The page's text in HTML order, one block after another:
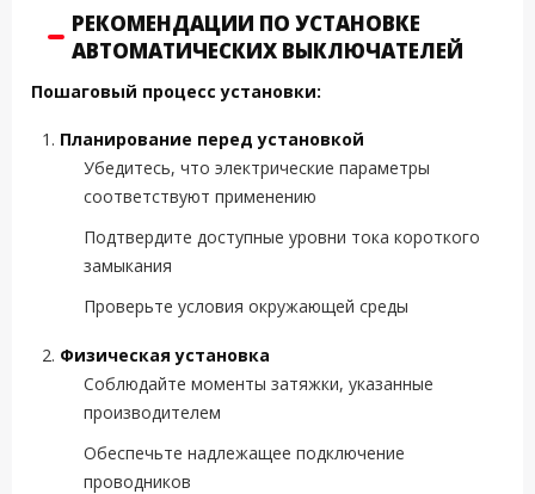
РЕКОМЕНДАЦИИ ПО УСТАНОВКЕ
АВТОМАТИЧЕСКИХ ВЫКЛЮЧАТЕЛЕЙ
Пошаговый процесс установки:
Планирование перед установкой
Убедитесь, что электрические параметры
соответствуют применению
Подтвердите доступные уровни тока короткого
замыкания
Проверьте условия окружающей среды
Физическая установка
Соблюдайте моменты затяжки, указанные
производителем
Обеспечьте надлежащее подключение
проводников